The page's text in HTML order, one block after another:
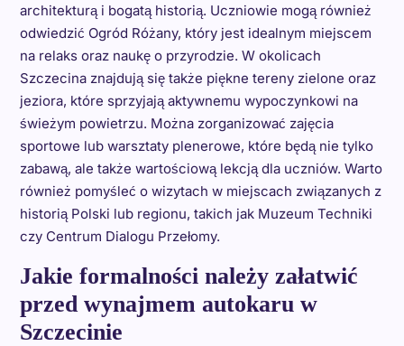
architekturą i bogatą historią. Uczniowie mogą również
odwiedzić Ogród Różany, który jest idealnym miejscem
na relaks oraz naukę o przyrodzie. W okolicach
Szczecina znajdują się także piękne tereny zielone oraz
jeziora, które sprzyjają aktywnemu wypoczynkowi na
świeżym powietrzu. Można zorganizować zajęcia
sportowe lub warsztaty plenerowe, które będą nie tylko
zabawą, ale także wartościową lekcją dla uczniów. Warto
również pomyśleć o wizytach w miejscach związanych z
historią Polski lub regionu, takich jak Muzeum Techniki
czy Centrum Dialogu Przełomy.
Jakie formalności należy załatwić
przed wynajmem autokaru w
Szczecinie